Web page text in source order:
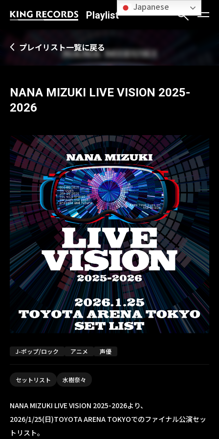
Playlist
プレイリスト一覧に戻る
NANA MIZUKI LIVE VISION 2025-
2026
J-ポップ/ロック アニメ 声優
セットリスト 水樹奈々
NANA MIZUKI LIVE VISION 2025-2026より、
2026/1/25(日)TOYOTA ARENA TOKYOでのファイナル公演セッ
トリスト。
Japanese